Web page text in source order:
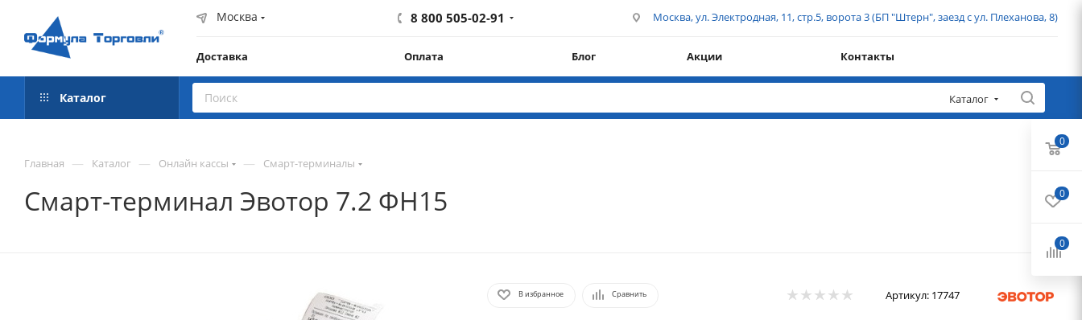
Москва 8 800 505-02-91 Москва, ул. Электродная, 11, стр.5, ворота 3 (БП "Штерн", заезд с ул. Плеханова, 8)
Доставка Оплата Блог Акции Контакты
Каталог Каталог
Главная — Каталог — Онлайн кассы — Смарт-терминалы
Смарт-терминал Эвотор 7.2 ФН15
В избранное Сравнить Артикул: 17747
0
0
0